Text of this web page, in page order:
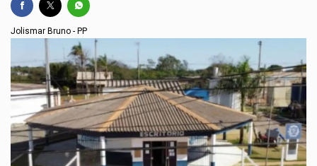
Jolismar Bruno - PP